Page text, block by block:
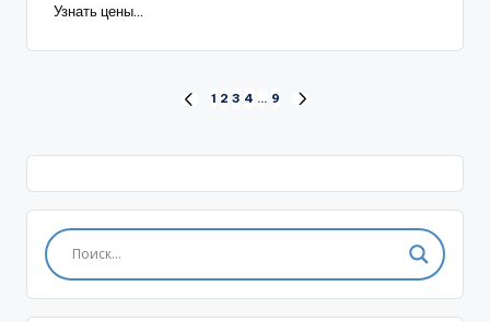
Узнать цены...
Пагинация
записей
ПРЕД.
1 2 3 4 … 9